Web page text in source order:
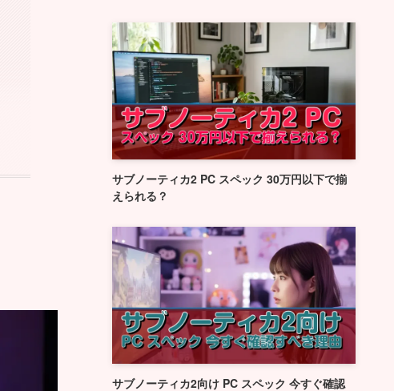
サブノーティカ2 PC スペック 30万円以下で揃
えられる？
サブノーティカ2向け PC スペック 今すぐ確認